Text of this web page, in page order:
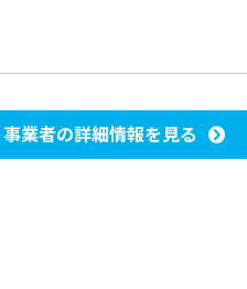
事業者の詳細情報を見る